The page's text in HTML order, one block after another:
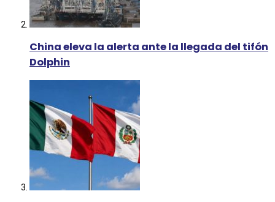
China eleva la alerta ante la llegada del tifón
Dolphin